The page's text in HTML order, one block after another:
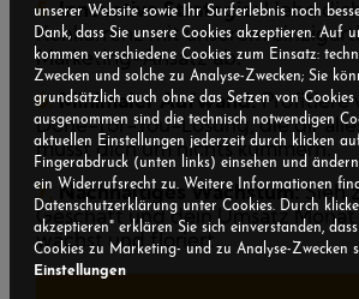
5.Innovative Strategie:Hebe
Konkurrenz mit unserem
Marketing-Ansatz ab.
6.Minimaler Aufwand:Profitiere
Done-for-You-Lösung, die dir
musst dich um nichts kümmern.
7. Nachhaltiges Wachstum:Sieh
Geschäft und dein Umsatz Monat
wächst und floriert.
unserer Website sowie Ihr Surferlebnis noch
Dank, dass Sie unsere Cookies akzeptieren. Auf
kommen verschiedene Cookies zum Einsatz:
Zwecken und solche zu Analyse-Zwecken; Sie
grundsätzlich auch ohne das Setzen von Cookies
ausgenommen sind die technisch notwendigen
aktuellen Einstellungen jederzeit durch klicken
Fingerabdruck (unten links) einsehen und
ein Widerrufsrecht zu. Weitere Informationen
Datenschutzerklärung unter Cookies. Durch
akzeptieren" erklären Sie sich einverstanden,
Cookies zu Marketing- und zu Analyse-Zwecken
Einstellungen